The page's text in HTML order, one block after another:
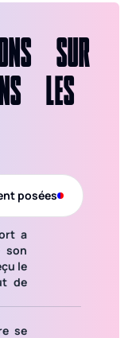
SUR
LES
posées
a
son
le
de
le
se